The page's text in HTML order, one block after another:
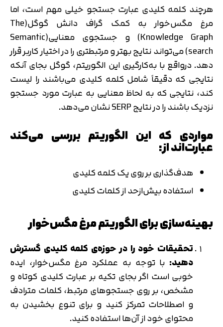
هرچند کلمه کلیدی عبارت جستجو خیلی مهم است، اما
مرغ مگس‌خوار به کمک گراف دانش گوگل(The
Knowledge Graph) و جستجوی معنایی(Semantic
search) می‌تواند نتایج بهتر و مرتبطتری را در اختیار کاربر قرار
دهد. درواقع با به‌کارگیری این الگوریتم، گوگل بجای آنکه
نتایجی که دقیقاً شامل کلمه کلیدی می‌باشند را لیست
کند، نتایجی که به لحاظ معنایی به عبارت مورد جستجو
نزدیک باشند را در نتایج SERP نشان می‌دهد.
مواردی که این الگوریتم بررسی می‌کند
عبارت‌اند از:
هدف‌گذاری بر روی یک کلمه کلیدی
استفاده بیش‌ازحد از کلمات کلیدی
بهینه‌سازی برای الگوریتم مرغ مگس‌خوار
تحقیقات خود را در حوزه‌ی کلمه کلیدی گسترش
دهید: با توجه به عملکرد مرغ مگس‌خوار، ایده
خوبی است اگر بجای تکیه بر عبارت کلیدی کوتاه و
مشخص، بر روی جستجوهای مرتبط، کلمات مترادف
و اصطلاحات تمرکز کنید و برای تنوع بخشیدن به
محتوای خود از آن‌ها استفاده کنید.